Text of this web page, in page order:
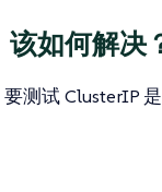
如何解决
测试 ClusterIP